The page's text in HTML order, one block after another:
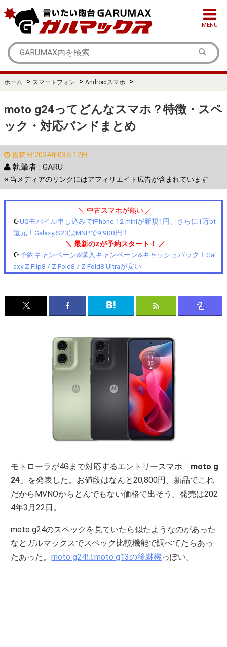
MENU
ホーム > スマートフォン > Androidスマホ >
moto g24ってどんなスマホ？特徴・スペ
ック・対応バンドまとめ
投稿日:2024年03月12日
執筆者 : GARU
※ 当メディアのリンクにはアフィリエイト広告が含まれています
＼ 中古スマホが熱い ／
☪️UQモバイル申し込みでiPhone 12 miniが新規1円、さらに1万pt
還元！Galaxy S23はMNPで9,900円！
＼ 最新のZが予約スタート！ ／
☪️予約キャンペーン&購入キャンペーン&キャッシュバック！Gal
axy Z Flip8 / Z Fold8 / Z Fold8 Ultraが安い
モトローラが4Gまで対応するエントリースマホ「 moto g
24 」を発表した。お値段はなんと20,800円。新品でこれ
だからMVNOからとんでもない価格で出そう。発売は202
4年3月22日。
moto g24のスペックを見ていたら似たようなのがあった
なとガルマックスでスペック比較機能で調べてたらあっ
たあった。moto g24はmoto g13の後継機っぽい。